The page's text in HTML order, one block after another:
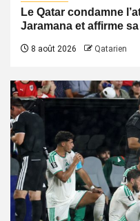
Le Qatar condamne
Jaramana et affirme
8 août 2026 Qatarien